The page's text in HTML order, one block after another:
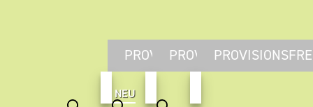
PROVISIONSFREI
NEU
PROVISIONSFREI